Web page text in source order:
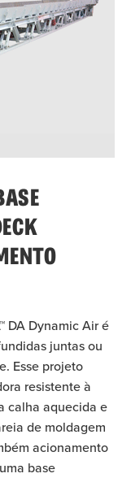
DA Dynamic Air é
juntas ou
Esse projeto
resistente à
calha aquecida e
de moldagem
acionamento
base